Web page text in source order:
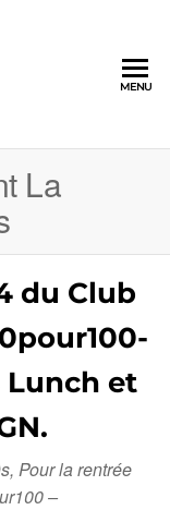
MENU
La
du Club
Lunch et
Pour la rentrée
–